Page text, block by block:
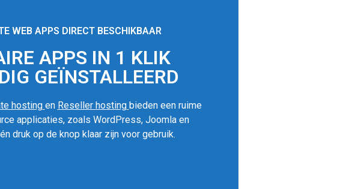
WEB APPS DIRECT BESCHIKBAAR
APPS IN 1 KLIK
GEÏNSTALLEERD
hosting en Reseller hosting bieden een ruime
applicaties, zoals WordPress, Joomla en
druk op de knop klaar zijn voor gebruik.